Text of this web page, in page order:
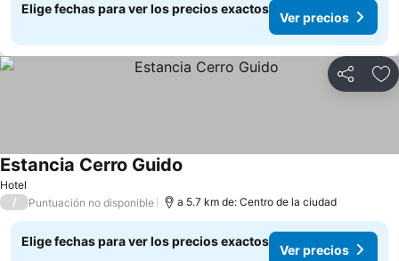
Elige fechas para ver los precios exactos
Ver precios
Compartir
Hotel
Estancia Cerro Guido
/ Puntuación no disponible a 5.7 km de: Centro de la ciudad
Elige fechas para ver los precios exactos
Ver precios